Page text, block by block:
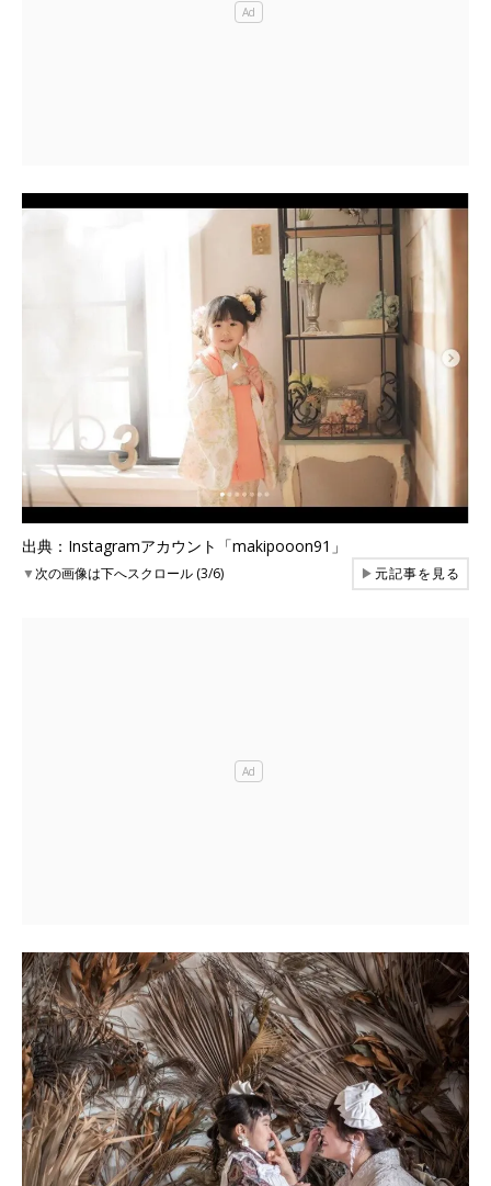
出典：Instagramアカウント「makipooon91」
▼次の画像は下へスクロール (3/6) ▶元記事を見る